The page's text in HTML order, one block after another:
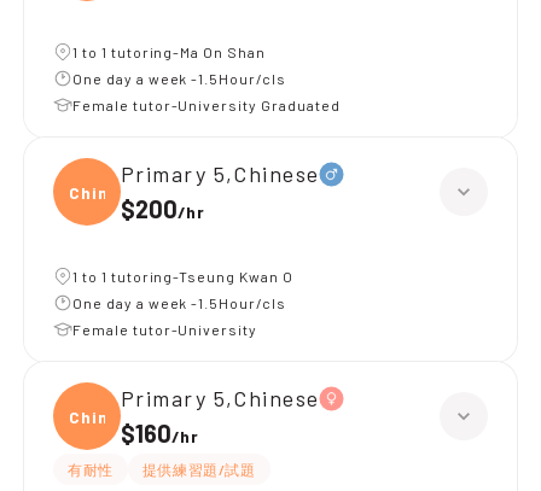
1 to 1 tutoring-Ma On Shan
One day a week -1.5Hour/cls
Female tutor-University Graduated
Chine
Primary 5,Chinese
$200/hr
1 to 1 tutoring-Tseung Kwan O
One day a week -1.5Hour/cls
Female tutor-University
Chine
Primary 5,Chinese
$160/hr
有耐性
提供練習題/試題